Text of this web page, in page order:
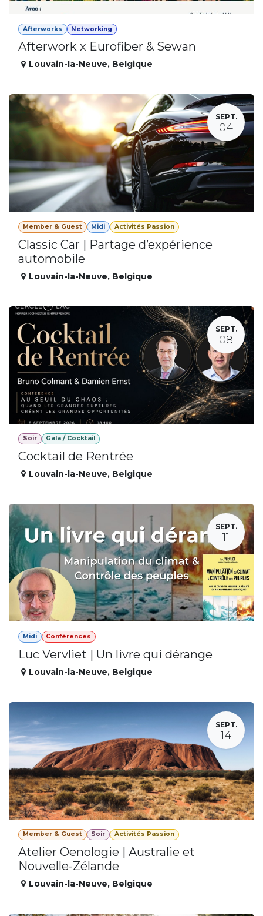
Afterworks Networking
Afterwork x Eurofiber & Sewan
Louvain-la-Neuve, Belgique
SEPT.
04
Member & Guest Midi Activités Passion
Classic Car | Partage d’expérience
automobile
Louvain-la-Neuve, Belgique
SEPT.
08
Soir Gala / Cocktail
Cocktail de Rentrée
Louvain-la-Neuve, Belgique
SEPT.
11
Midi Conférences
Luc Vervliet | Un livre qui dérange
Louvain-la-Neuve, Belgique
SEPT.
14
Member & Guest Soir Activités Passion
Atelier Oenologie | Australie et
Nouvelle-Zélande
Louvain-la-Neuve, Belgique